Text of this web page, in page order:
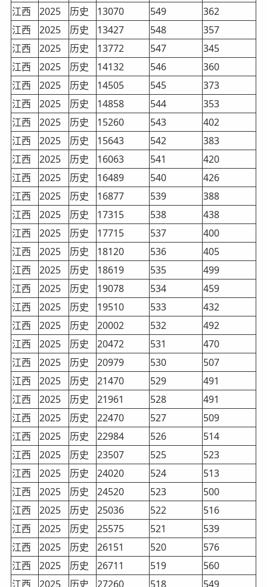
江西
2025 历史 13070 549
362
江西
2025 历史 13427 548
357
江西
2025 历史 13772 547
345
江西
2025 历史 14132 546
360
江西
2025 历史 14505 545
373
江西
2025 历史 14858 544
353
江西
2025 历史 15260 543
402
江西
2025 历史 15643 542
383
江西
2025 历史 16063 541
420
江西
2025 历史 16489 540
426
江西
2025 历史 16877 539
388
江西
2025 历史 17315 538
438
江西
2025 历史 17715 537
400
江西
2025 历史 18120 536
405
江西
2025 历史 18619 535
499
江西
2025 历史 19078 534
459
江西
2025 历史 19510 533
432
江西
2025 历史 20002 532
492
江西
2025 历史 20472 531
470
江西
2025 历史 20979 530
507
江西
2025 历史 21470 529
491
江西
2025 历史 21961 528
491
江西
2025 历史 22470 527
509
江西
2025 历史 22984 526
514
江西
2025 历史 23507 525
523
江西
2025 历史 24020 524
513
江西
2025 历史 24520 523
500
江西
2025 历史 25036 522
516
江西
2025 历史 25575 521
539
江西
2025 历史 26151 520
576
江西
2025 历史 26711 519
560
江西
2025 历史 27260 518 549